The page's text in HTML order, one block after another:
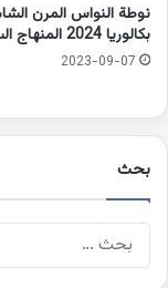
نوطة النواس المرن
بكالوريا 2024 المنهاج السوري
2023-09-07
بحث